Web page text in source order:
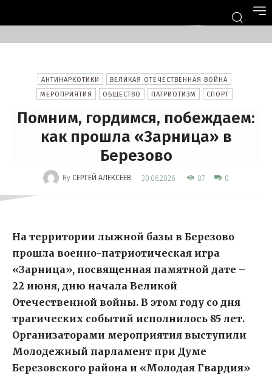
АНТИНАРКОТИКИ
ВЕЛИКАЯ ОТЕЧЕСТВЕННАЯ ВОЙНА
МЕРОПРИЯТИЯ
ОБЩЕСТВО ПАТРИОТИЗМ СПОРТ
Помним, гордимся, побеждаем:
как прошла «Зарница» в
Березово
By СЕРГЕЙ АЛЕКСЕЕВ 30.06.2026 87 0
На территории лыжной базы в Березово
прошла военно-патриотическая игра
«Зарница», посвященная памятной дате –
22 июня, дню начала Великой
Отечественной войны. В этом году со дня
трагических событий исполнилось 85 лет.
Организаторами мероприятия выступили
Молодежный парламент при Думе
Березовского района и «Молодая Гвардия»